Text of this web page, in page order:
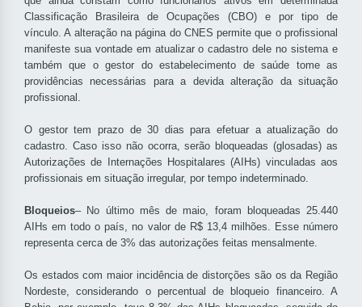
Classificação Brasileira de Ocupações (CBO) e por tipo de
vínculo. A alteração na página do CNES permite que o profissional
manifeste sua vontade em atualizar o cadastro dele no sistema e
também que o gestor do estabelecimento de saúde tome as
providências necessárias para a devida alteração da situação
profissional.
O gestor tem prazo de 30 dias para efetuar a atualização do
cadastro. Caso isso não ocorra, serão bloqueadas (glosadas) as
Autorizações de Internações Hospitalares (AIHs) vinculadas aos
profissionais em situação irregular, por tempo indeterminado.
Bloqueios– No último mês de maio, foram bloqueadas 25.440
AIHs em todo o país, no valor de R$ 13,4 milhões. Esse número
representa cerca de 3% das autorizações feitas mensalmente.
Os estados com maior incidência de distorções são os da Região
Nordeste, considerando o percentual de bloqueio financeiro. A